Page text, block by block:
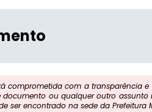
comprometida com a transparência
ou qualquer outro
ser encontrado na sede da Prefeitura